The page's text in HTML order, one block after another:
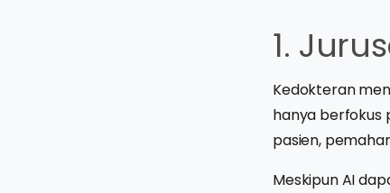
1.
Kedokteran
hanya berfokus
pasien,
Meskipun AI